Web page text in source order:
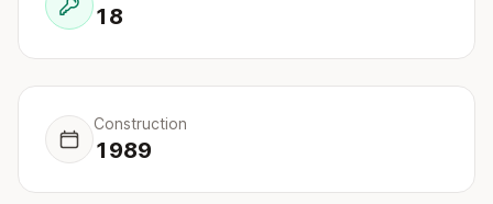
18
Construction
1989